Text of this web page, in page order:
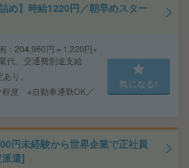
め】時給1220円／朝早めスター
：204,960円＝1,220円×
代、交通費別途支給
り。
程度 ※自動車通勤OK／
気になる!
円未経験から世界企業で正社員
遣]